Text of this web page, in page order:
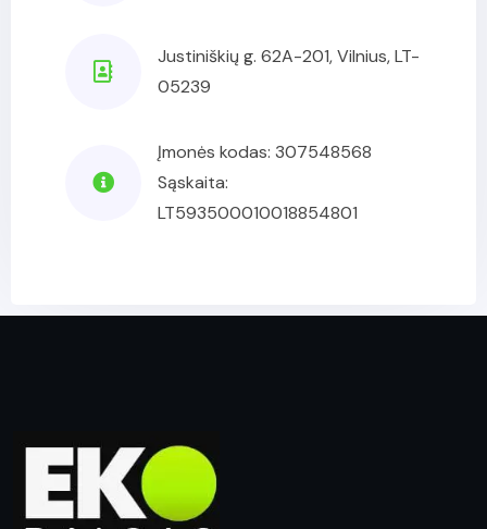
Justiniškių g. 62A-201, Vilnius, LT-
05239
Įmonės kodas: 307548568
Sąskaita:
LT593500010018854801